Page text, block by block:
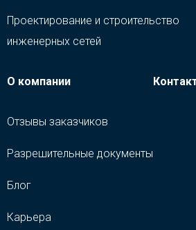
Проектирование и строительство
инженерных сетей
О компании
Отзывы заказчиков
Разрешительные документы
Блог
Карьера